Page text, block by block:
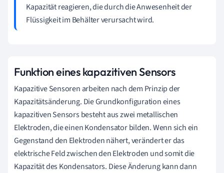
Kapazität reagieren, die durch die Anwesenheit der
Flüssigkeit im Behälter verursacht wird.
Funktion eines kapazitiven Sensors
Kapazitive Sensoren arbeiten nach dem Prinzip der
Kapazitätsänderung. Die Grundkonfiguration eines
kapazitiven Sensors besteht aus zwei metallischen
Elektroden, die einen Kondensator bilden. Wenn sich ein
Gegenstand den Elektroden nähert, verändert er das
elektrische Feld zwischen den Elektroden und somit die
Kapazität des Kondensators. Diese Änderung kann dann